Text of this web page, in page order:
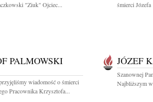
"Ziuk" Ojciec...
śmierci
PALMOWSKI
wiadomość o śmierci
Pracownika Krzysztofa...
JÓZEF
Szanownej
Najbliższym